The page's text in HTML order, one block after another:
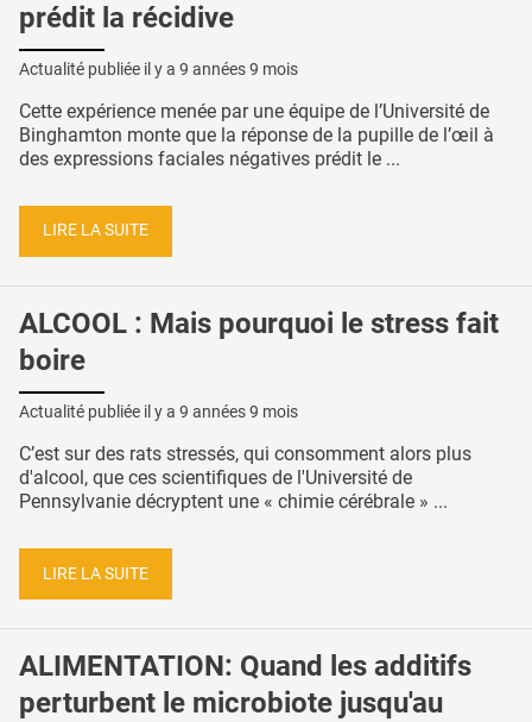
prédit la récidive
Actualité publiée il y a 9 années 9 mois
Cette expérience menée par une équipe de l’Université de
Binghamton monte que la réponse de la pupille de l’œil à
des expressions faciales négatives prédit le ...
LIRE LA SUITE
ALCOOL : Mais pourquoi le stress fait
boire
Actualité publiée il y a 9 années 9 mois
C’est sur des rats stressés, qui consomment alors plus
d'alcool, que ces scientifiques de l'Université de
Pennsylvanie décryptent une « chimie cérébrale » ...
LIRE LA SUITE
ALIMENTATION: Quand les additifs
perturbent le microbiote jusqu'au